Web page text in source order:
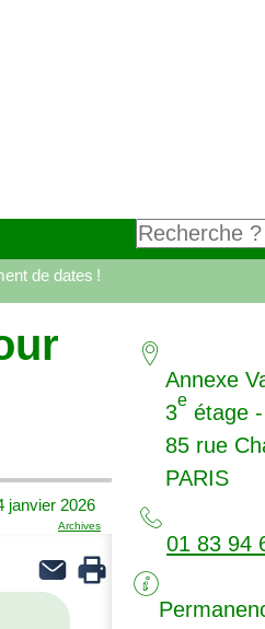
de dates !
janvier 2026
Archives
Annexe
3
e
étage
85 rue
PARIS
01 83 94